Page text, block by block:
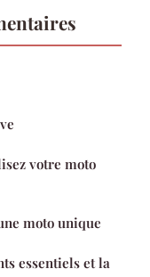
votre moto
moto unique
essentiels et la